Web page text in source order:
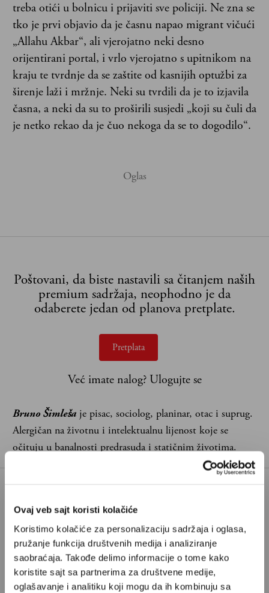
Ovaj veb sajt koristi kolačiće
Koristimo kolačiće za personalizaciju sadržaja i oglasa,
pružanje funkcija društvenih medija i analiziranje
saobraćaja. Takođe delimo informacije o tome kako
koristite sajt sa partnerima za društvene medije,
oglašavanje i analitiku koji mogu da ih kombinuju sa
treba otići u bolnicu i prijaviti sve policiji. Ne zna se
tko je prvi objavio da je časnu napao migrant vičući
„Allahu Akbar“, ali vjerojatno neki desno
orijentirani portal, i vrlo vjerojatno s upitnikom na
kraju te tvrdnje da se zaštite od kasnijih optužbi za
širenje laži i mržnje. Neki su tvrdili da je to izjavila
časna, a neki da su to proširili susjedi „koji su čuli da
je netko rekao da je čuo nekoga da se to dogodilo“.
Poštovani, da biste nastavili sa čitanjem naših
premium sadržaja, neophodno je da
odaberete jedan od planova pretplate.
Pretplata
Već imate nalog? Ulogujte se
Bruno Šimleša je pisac, sociolog, planinar, otac i suprug.
Alergičan na životnu i intelektualnu lijenost koje se
očituju u banalnosti predrasuda i statičnim životima.
TAGOVI:
BRUNO ŠIMLEŠA
DRUŠTVENE MREŽE
KLIK
KLIKTABILNOST
MRŽNJA
NAPAD NA ČASNU SESTRU
PREDRASUDE